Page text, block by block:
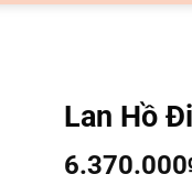
Lan Hồ
6.370.000